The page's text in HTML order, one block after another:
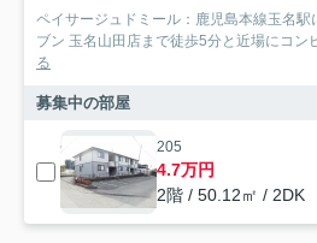
ペイサージュドミール：鹿児島本線玉名
ブン 玉名山田店まで徒歩5分と近場にコン
る
募集中の部屋
205
4.7万円
2階 / 50.12㎡ / 2DK